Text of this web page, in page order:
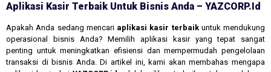
Aplikasi Kasir Terbaik Untuk Bisnis Anda – YAZCORP.id
Apakah Anda sedang mencari aplikasi kasir terbaikuntuk mendukung
operasional bisnis Anda? Memilih aplikasi kasir yang tepat sangat
penting untuk meningkatkan efisiensi dan mempermudah pengelolaan
transaksi di bisnis Anda. Di artikel ini, kami akan membahas mengapa